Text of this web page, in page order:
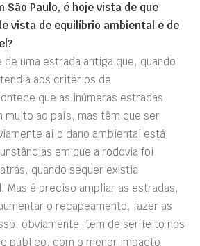
São Paulo, é hoje vista de que
vista de equilíbrio ambiental e de
uma estrada antiga que, quando
aos critérios de
que as inúmeras estradas
muito ao país, mas têm que ser
aí o dano ambiental está
em que a rodovia foi
quando sequer existia
Mas é preciso ampliar as estradas,
o recapeamento, fazer as
obviamente, tem de ser feito nos
público, com o menor impacto